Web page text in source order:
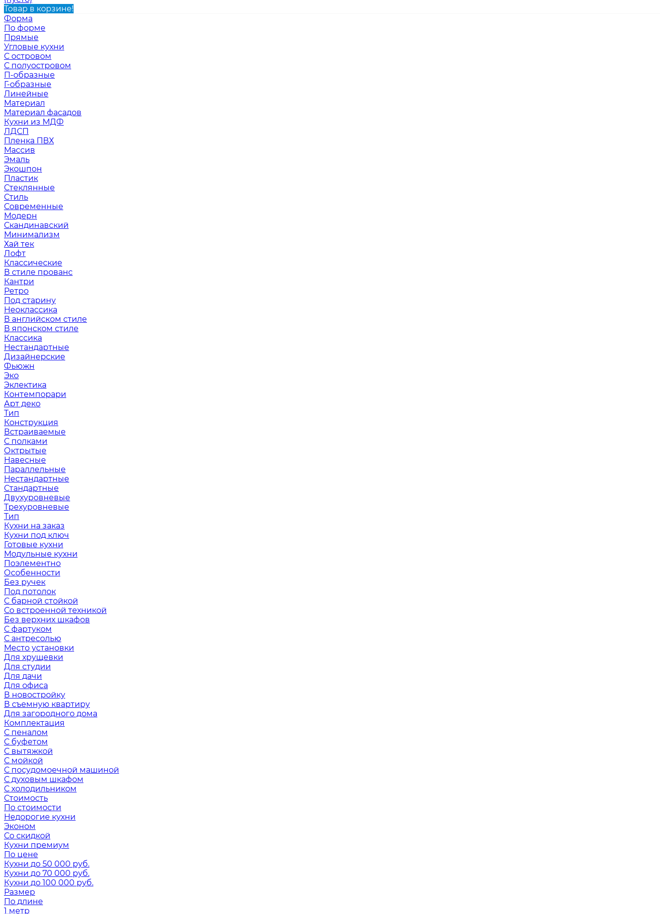
Товар в корзине!
Форма
По форме
Прямые
Угловые кухни
С островом
С полуостровом
П-образные
Г-образные
Линейные
Материал
Материал фасадов
Кухни из МДФ
ЛДСП
Пленка ПВХ
Массив
Эмаль
Экошпон
Пластик
Стеклянные
Стиль
Современные
Модерн
Скандинавский
Минимализм
Хай тек
Лофт
Классические
В стиле прованс
Кантри
Ретро
Под старину
Неоклассика
В английском стиле
В японском стиле
Классика
Нестандартные
Дизайнерские
Фьюжн
Эко
Эклектика
Контемпорари
Арт деко
Тип
Конструкция
Встраиваемые
С полками
Октрытые
Навесные
Параллельные
Нестандартные
Стандартные
Двухуровневые
Трехуровневые
Тип
Кухни на заказ
Кухни под ключ
Готовые кухни
Модульные кухни
Поэлементно
Особенности
Без ручек
Под потолок
С барной стойкой
Со встроенной техникой
Без верхних шкафов
С фартуком
С антресолью
Место установки
Для хрущевки
Для студии
Для дачи
Для офиса
В новостройку
В съемную квартиру
Для загородного дома
Комплектация
С пеналом
С буфетом
С вытяжкой
С мойкой
С посудомоечной машиной
С духовым шкафом
С холодильником
Стоимость
По стоимости
Недорогие кухни
Эконом
Со скидкой
Кухни премиум
По цене
Кухни до 50 000 руб.
Кухни до 70 000 руб.
Кухни до 100 000 руб.
Размер
По длине
1 метр